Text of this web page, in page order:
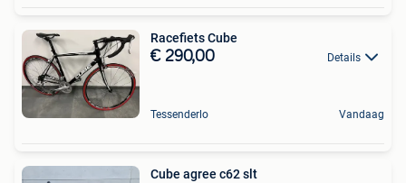
Racefiets Cube
€ 290,00 Details
Tessenderlo Vandaag
Cube agree c62 slt